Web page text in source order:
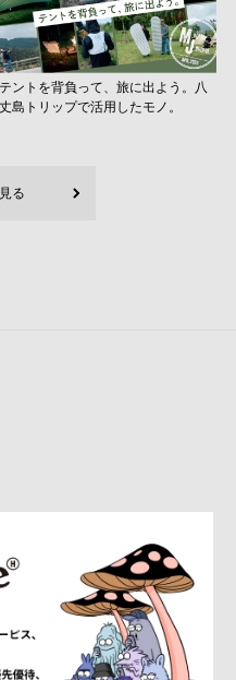
テントを背負って、旅に出よう。八
丈島トリップで活用したモノ。
る